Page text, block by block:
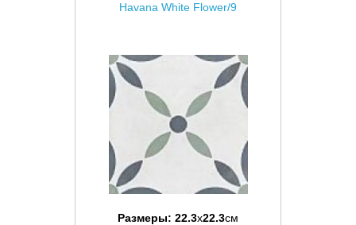
Havana White Flower/9
Размеры: 22.3x22.3см